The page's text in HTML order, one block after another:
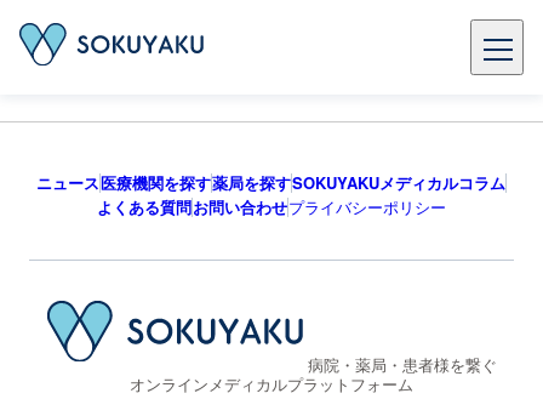
ニュース医療機関を探す薬局を探すSOKUYAKUメディカルコラム
よくある質問お問い合わせプライバシーポリシー
病院・薬局・患者様を繋ぐ
オンラインメディカルプラットフォーム